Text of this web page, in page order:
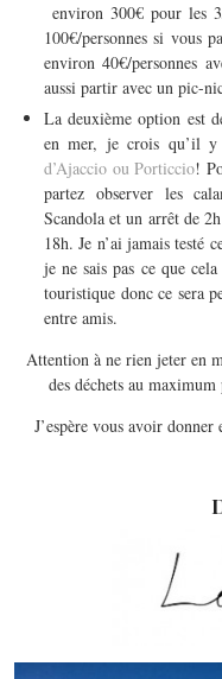
environ 300€ pour les
100€/personnes si vous
environ 40€/personnes
aussi partir avec un pic-
La deuxième option est
en mer, je crois qu’il y
d’Ajaccio ou Porticcio!
partez observer les
Scandola et un arrêt de
18h. Je n’ai jamais testé
je ne sais pas ce que
touristique donc ce sera
entre amis.
Attention à ne rien jeter en
des déchets au
J’espère vous avoir